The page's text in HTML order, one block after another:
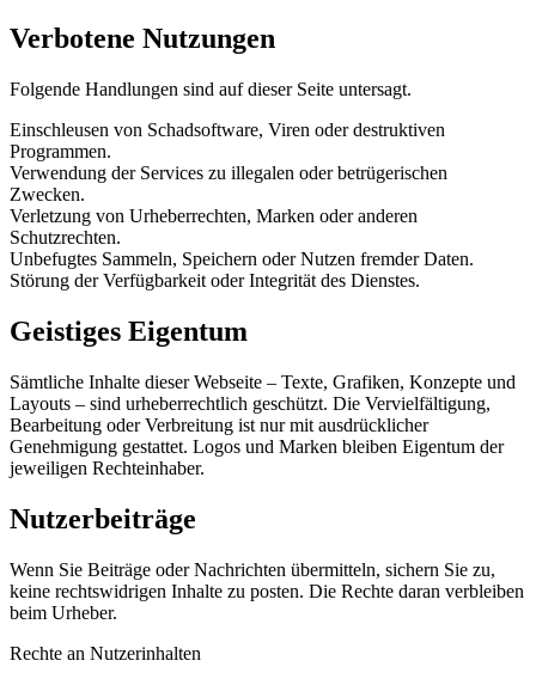
Verbotene Nutzungen
Folgende Handlungen sind auf dieser Seite untersagt.
Einschleusen von Schadsoftware, Viren oder destruktiven
Programmen.
Verwendung der Services zu illegalen oder betrügerischen
Zwecken.
Verletzung von Urheberrechten, Marken oder anderen
Schutzrechten.
Unbefugtes Sammeln, Speichern oder Nutzen fremder Daten.
Störung der Verfügbarkeit oder Integrität des Dienstes.
Geistiges Eigentum
Sämtliche Inhalte dieser Webseite – Texte, Grafiken, Konzepte und
Layouts – sind urheberrechtlich geschützt. Die Vervielfältigung,
Bearbeitung oder Verbreitung ist nur mit ausdrücklicher
Genehmigung gestattet. Logos und Marken bleiben Eigentum der
jeweiligen Rechteinhaber.
Nutzerbeiträge
Wenn Sie Beiträge oder Nachrichten übermitteln, sichern Sie zu,
keine rechtswidrigen Inhalte zu posten. Die Rechte daran verbleiben
beim Urheber.
Rechte an Nutzerinhalten